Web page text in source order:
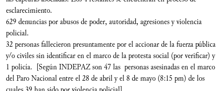
esclarecimiento.
629 denuncias por abusos de poder, autoridad, agresiones y violencia
policial.
32 personas fallecieron presuntamente por el accionar de la fuerza pública
y/o civiles sin identificar en el marco de la protesta social (por verificar) y
1 policía. [Según INDEPAZ son 47 las personas asesinadas en el marco
del Paro Nacional entre el 28 de abril y el 8 de mayo (8:15 pm) de los